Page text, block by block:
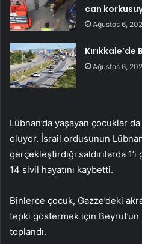
can
Ağustos 6,
Ağustos 6,
Lübnan’da yaşayan çocuklar
oluyor. İsrail ordusunun
gerçekleştirdiği saldırılarda
14 sivil hayatını kaybetti.
Binlerce çocuk, Gazze’deki
tepki göstermek için Beyrut’un
toplandı.